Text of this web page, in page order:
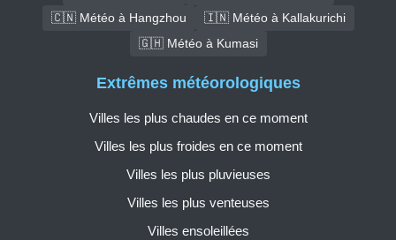
🇨🇳 Météo à Hangzhou
🇮🇳 Météo à Kallakurichi
🇬🇭 Météo à Kumasi
Extrêmes météorologiques
Villes les plus chaudes en ce moment
Villes les plus froides en ce moment
Villes les plus pluvieuses
Villes les plus venteuses
Villes ensoleillées